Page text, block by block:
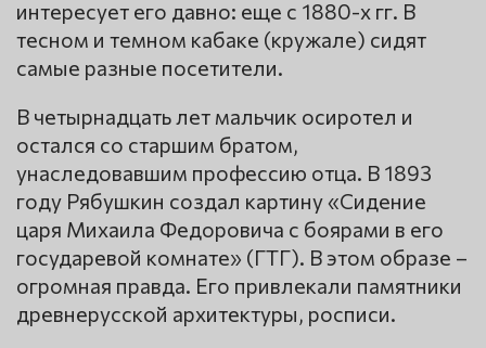
интересует его давно: еще с 1880-х гг. В
тесном и темном кабаке (кружале) сидят
самые разные посетители.
В четырнадцать лет мальчик осиротел и
остался со старшим братом,
унаследовавшим профессию отца. В 1893
году Рябушкин создал картину «Сидение
царя Михаила Федоровича с боярами в его
государевой комнате» (ГТГ). В этом образе –
огромная правда. Его привлекали памятники
древнерусской архитектуры, росписи.